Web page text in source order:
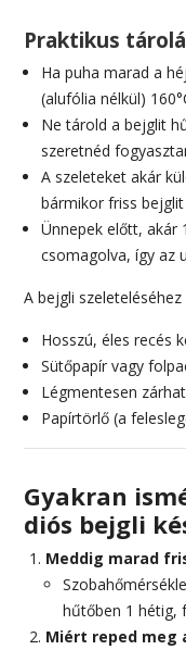
Praktikus
Ha puha marad a
(alufólia nélkül)
Ne tárold a bejglit
szeretnéd
A szeleteket akár
bármikor friss
Ünnepek előtt, akár
csomagolva, így az
A bejgli
Hosszú, éles recés
Sütőpapír vagy
Légmentesen
Papírtörlő (a
Gyakran
diós bejgli
Meddig marad
hűtőben 1 hétig,
Miért reped meg